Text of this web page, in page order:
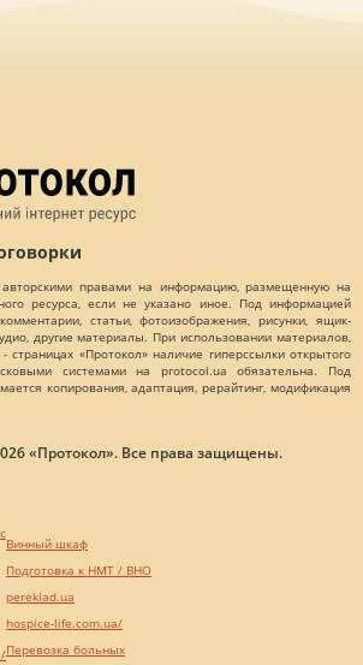
авторскими правами на информацию, размещенную на
ресурса, если не указано иное. Под информацией
статьи, фотоизображения, рисунки, ящик-
другие материалы. При использовании материалов,
«Протокол» наличие гиперссылки открытого
системами на protocol.ua обязательна. Под
копирования, адаптация, рерайтинг, модификация
«Протокол». Все права защищены.
Винный шкаф
Подготовка к НМТ / ВНО
pereklad.ua
hospice-life.com.ua/
Перевозка больных